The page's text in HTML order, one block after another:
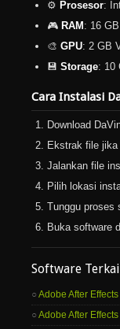
⚙️ Prosesor:
🎮 RAM : 16 GB
🎨 GPU: 2 GB
💾 Storage: 10
Cara Instalasi
Download
Ekstrak file jika
Jalankan file
Pilih lokasi
Tunggu proses
Buka software
Software
Adobe After
Adobe After